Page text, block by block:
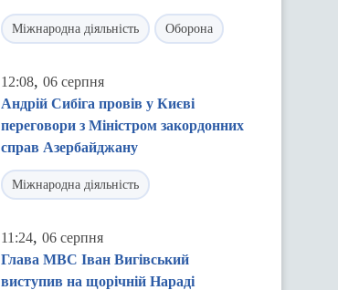
Міжнародна діяльність Оборона
12:08, 06 серпня
Андрій Сибіга провів у Києві
переговори з Міністром закордонних
справ Азербайджану
Міжнародна діяльність
11:24, 06 серпня
Глава МВС Іван Вигівський
виступив на щорічній Нараді